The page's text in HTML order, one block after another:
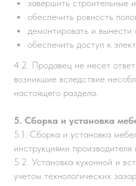
завершить строительные
обеспечить ровность
демонтировать и вынести
обеспечить доступ к
4.2. Продавец не несет
возникшие вследствие
настоящего раздела.
5. Сборка и установка
5.1. Сборка и установка
инструкциями
5.2. Установка кухонной и
учетом технологических